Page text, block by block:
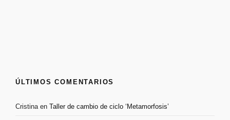
ÚLTIMOS COMENTARIOS
Cristinaen Taller de cambio de ciclo ‘Metamorfosis’